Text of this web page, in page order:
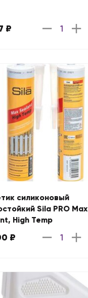
₽
силиконовый
Sila PRO Max
High Temp
₽